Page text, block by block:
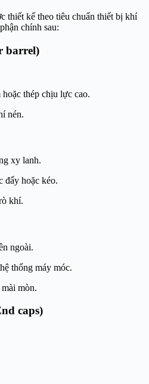
thiết kế theo tiêu chuẩn thiết bị khí
chính sau:
barrel)
thép chịu lực cao.
nén.
xy lanh.
đẩy hoặc kéo.
khí.
ngoài.
thống máy móc.
mòn.
caps)